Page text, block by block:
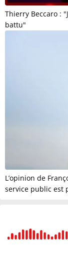
Thierry Beccaro :
battu"
L’opinion de
service public est